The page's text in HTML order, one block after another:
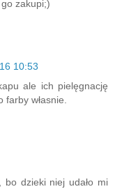
zakupi;)
10:53
ale ich pielęgnację
farby własnie.
bo dzieki niej udało mi